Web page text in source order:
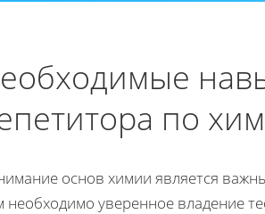
по
основ химии является
необходимо уверенное владение